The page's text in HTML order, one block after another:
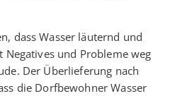
dass Wasser läuternd und
Negatives und Probleme weg
Der Überlieferung nach
die Dorfbewohner Wasser